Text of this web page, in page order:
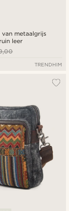
van metaalgrijs
leer
TRENDHIM